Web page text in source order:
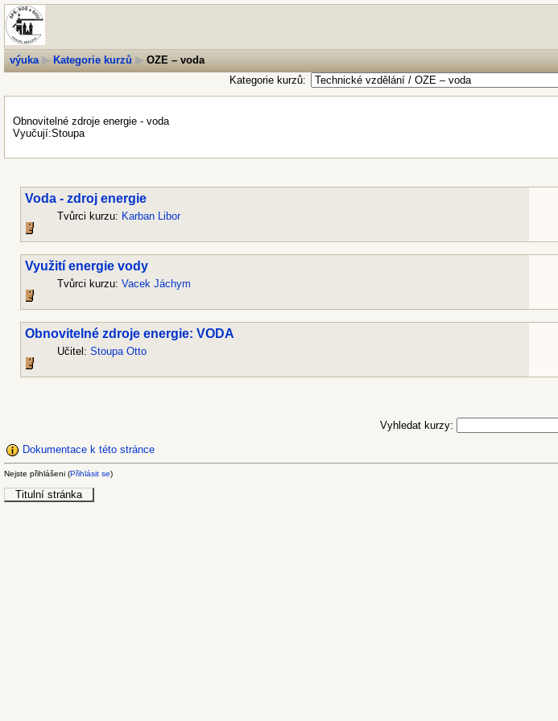
výuka ▶ Kategorie kurzů ▶OZE – voda
Kategorie kurzů:
Obnovitelné zdroje energie - voda
Vyučují:Stoupa
Voda - zdroj energie
Tvůrci kurzu: Karban Libor
Využití energie vody
Tvůrci kurzu: Vacek Jáchym
Obnovitelné zdroje energie: VODA
Učitel: Stoupa Otto
Vyhledat kurzy:
Dokumentace k této stránce
Nejste přihlášeni (Přihlásit se)
Titulní stránka